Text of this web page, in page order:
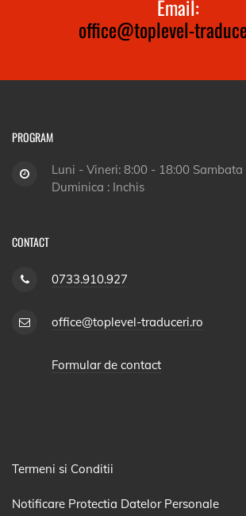
Email:
office@toplevel-
PROGRAM
Luni - Vineri: 8:00 - 18:00 Sambata
Duminica : Inchis
CONTACT
0733.910.927
office@toplevel-traduceri.ro
Formular de contact
Termeni si Conditii
Notificare Protectia Datelor Personale